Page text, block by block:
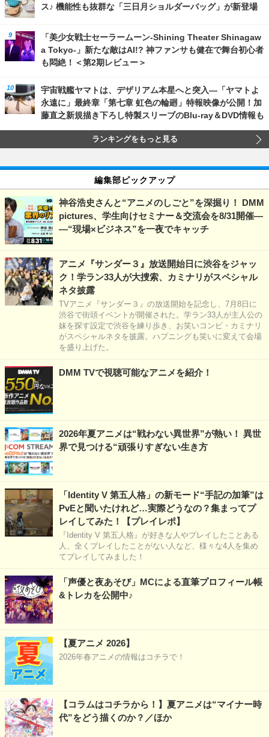
ス♪ 機能性も抜群な「三日月ショルダーバッグ」が新登場
「美少女戦士セーラームーン-Shining Theater Shinagaw
a Tokyo-」新たな敵はAI!? 神ファンサも健在で舞台初心者
も悶絶！＜第2期レビュー＞
宇宙戦艦ヤマトは、デザリアム本星へと突入―「ヤマトよ
永遠に」最終章「第七章 虹色の輪廻」特報映像が公開！加
藤直之新規描き下ろし特製スリーブのBlu-ray＆DVD情報も
ランキングをもっと見る
編集部ピックアップ
神谷浩史さんと“アニメのしごと”を深掘り！ DMM
pictures、学生向けセミナー＆交流会を8/31開催―
―“現場×ビジネス”を一夜でキャッチ
アニメ『サンダー３』放送開始日に渋谷をジャッ
ク！学ラン33人が大捜索、カミナリがスペシャル
ネタ披露
TVアニメ『サンダー３』の放送開始を記念し、7月8日に
渋谷で街頭イベントが開催された。学ラン33人が主人公の
妹を探す設定で渋谷を練り歩き、お笑いコンビ・カミナリ
がスペシャルネタを披露。ハプニングも笑いに変えて会場
を盛り上げた。
DMM TVで視聴可能なアニメを紹介！
2026年夏アニメは“戦わない異世界”が熱い！ 異世
界で見つける“頑張りすぎない生き方
「Identity V 第五人格」の新モード“手記の加筆”は
PvEと聞いたけれど…実際どうなの？集まってプ
レイしてみた！【プレイレポ】
『Identity V 第五人格』が好きな人やプレイしたことある
人、全くプレイしたことがない人など、様々な4人を集め
てプレイしてみました！
「声優と夜あそび」MCによる直筆プロフィール帳
&トレカを公開中♪
【夏アニメ 2026】
2026年春アニメの情報はコチラで！
【コラムはコチラから！】夏アニメは“マイナー時
代”をどう描くのか？／ほか